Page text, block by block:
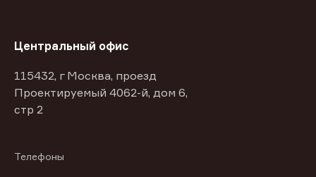
Центральный офис
115432, г Москва, проезд
Проектируемый 4062-й, дом 6,
стр 2
Телефоны